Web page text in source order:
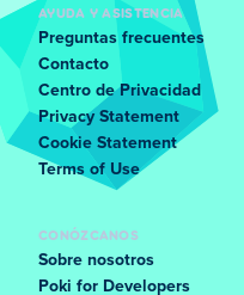
AYUDA Y ASISTENCIA
Preguntas frecuentes
Contacto
Centro de Privacidad
Privacy Statement
Cookie Statement
Terms of Use
CONÓZCANOS
Sobre nosotros
Poki for Developers